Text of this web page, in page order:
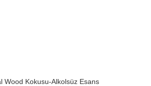
Wood Kokusu-Alkolsüz Esans